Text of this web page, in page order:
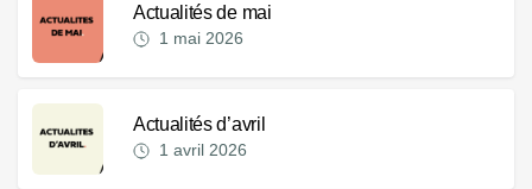
Actualités de mai
1 mai 2026
Actualités d’avril
1 avril 2026